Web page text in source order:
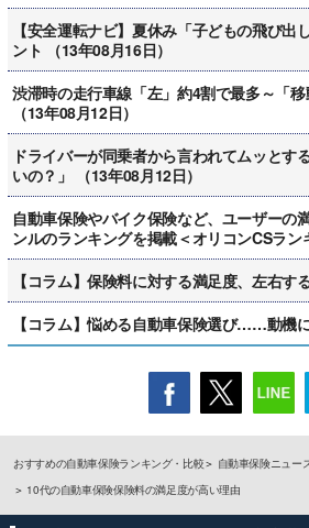
【安全運転ナビ】夏休み「子どもの飛び出
ント （13年08月16日）
渋滞時の走行車線「左」約4割で最多～「
（13年08月12日）
ドライバーが同乗者から言われてムッとす
いの？」 （13年08月12日）
自動車保険やバイク保険など、ユーザーの
ンルのランキングを掲載＜オリコンCSラン
【コラム】保険料に対する満足度、左右す
【コラム】悩める自動車保険選び……動機
おすすめの自動車保険ランキング・比較
自動車保険ニュー
10代の自動車保険保険料の満足度が高い理由